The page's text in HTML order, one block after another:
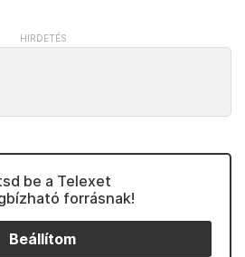
be a Telexet
forrásnak!
Beállítom